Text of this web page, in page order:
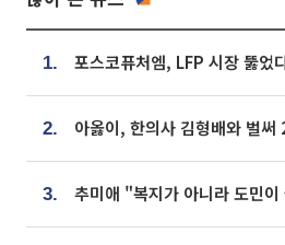
1.
2.
3.